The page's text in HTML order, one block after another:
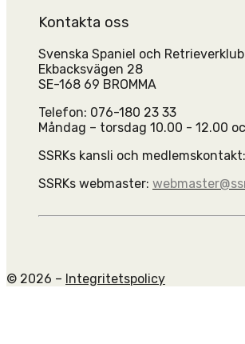
Kontakta oss
Svenska Spaniel och
Ekbacksvägen 28
SE-168 69 BROMMA
Telefon: 076-180 23 33
Måndag – torsdag 10.00 - 12.00
SSRKs kansli och medlemskontakt:
SSRKs webmaster:
© 2026 – Integritetspolicy